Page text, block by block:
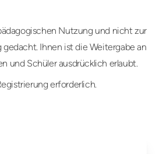
Nutzung und nicht zur
Ihnen ist die Weitergabe an
und Schüler ausdrücklich erlaubt.
erforderlich.